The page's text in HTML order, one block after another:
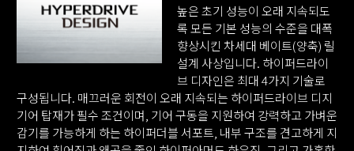
높은 초기 성능이 오래 지속되도
록 모든 기본 성능의 수준을 대폭
향상시킨 차세대 베이트(양축) 릴
설계 사상입니다. 하이퍼드라이
브 디자인은 최대 4가지 기술로
구성됩니다. 매끄러운 회전이 오래 지속되는 하이퍼드라이브 디지
기어 탑재가 필수 조건이며, 기어 구동을 지원하여 강력하고 가벼운
감기를 가능하게 하는 하이퍼더블 서포트, 내부 구조를 견고하게 지